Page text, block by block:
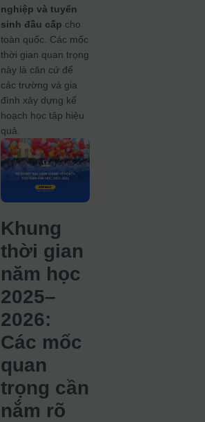
nghiệp và tuyển
sinh đầu cấp cho
toàn quốc. Các mốc
thời gian quan trọng
này là căn cứ để
các trường và gia
đình xây dựng kế
hoạch học tập hiệu
quả.
Khung
thời gian
năm học
2025–
2026:
Các mốc
quan
trọng cần
nắm rõ